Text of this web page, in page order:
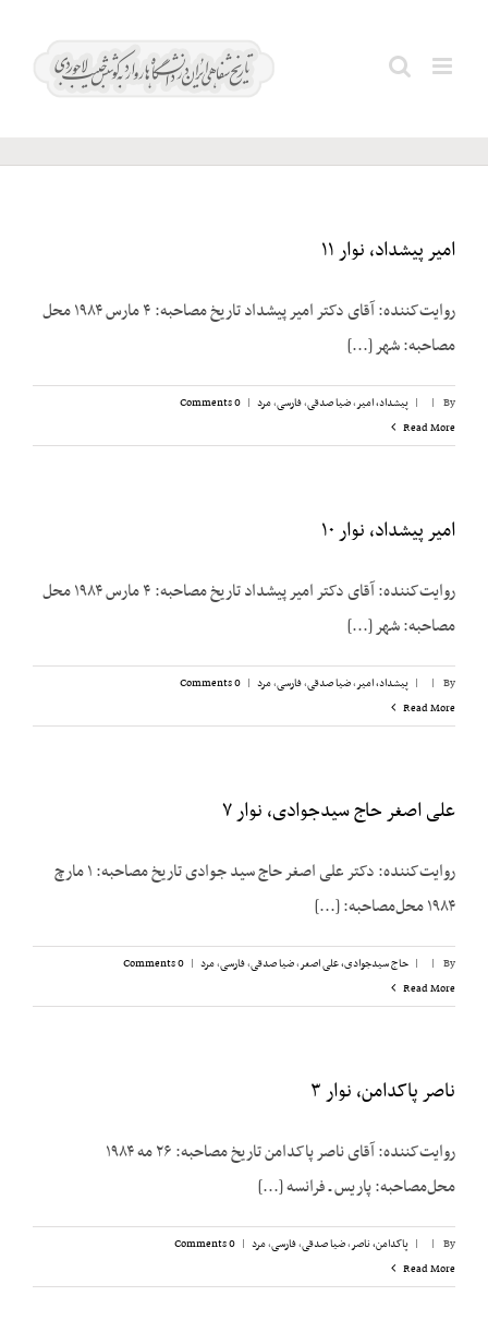
هزارخانی؛
امیر پیشداد، نوار ۱۱
روایت‌کننده: آقای دکتر امیر پیشداد تاریخ مصاحبه: ۴ مارس ۱۹۸۴ محل
مصاحبه: شهر [...]
By
|
| پیشداد، امیر,ضیا صدقی,فارسی,مرد |
0 Comments
Read More
امیر پیشداد، نوار ۱۰
روایت‌کننده: آقای دکتر امیر پیشداد تاریخ مصاحبه: ۴ مارس ۱۹۸۴ محل
مصاحبه: شهر [...]
By
|
| پیشداد، امیر,ضیا صدقی,فارسی,مرد |
0 Comments
Read More
علی اصغر حاج سیدجوادی، نوار ۷
روایت‌کننده: دکتر علی اصغر حاج سید جوادی تاریخ مصاحبه: ۱ مارچ
۱۹۸۴ محل‌مصاحبه: [...]
By
|
| حاج سیدجوادی، علی اصغر,ضیا صدقی,فارسی,مرد |
0 Comments
Read More
ناصر پاکدامن، نوار ۳
روایت‌کننده: آقای ناصر پاکدامن تاریخ مصاحبه: ۲۶ مه ۱۹۸۴
محل‌مصاحبه: پاریس ـ فرانسه [...]
By
|
| پاکدامن، ناصر,ضیا صدقی,فارسی,مرد |
0 Comments
Read More